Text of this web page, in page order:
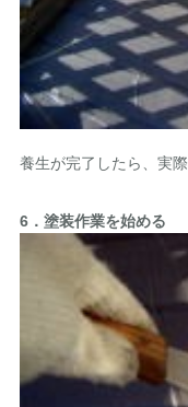
養生が完了したら、実
6．塗装作業を始める